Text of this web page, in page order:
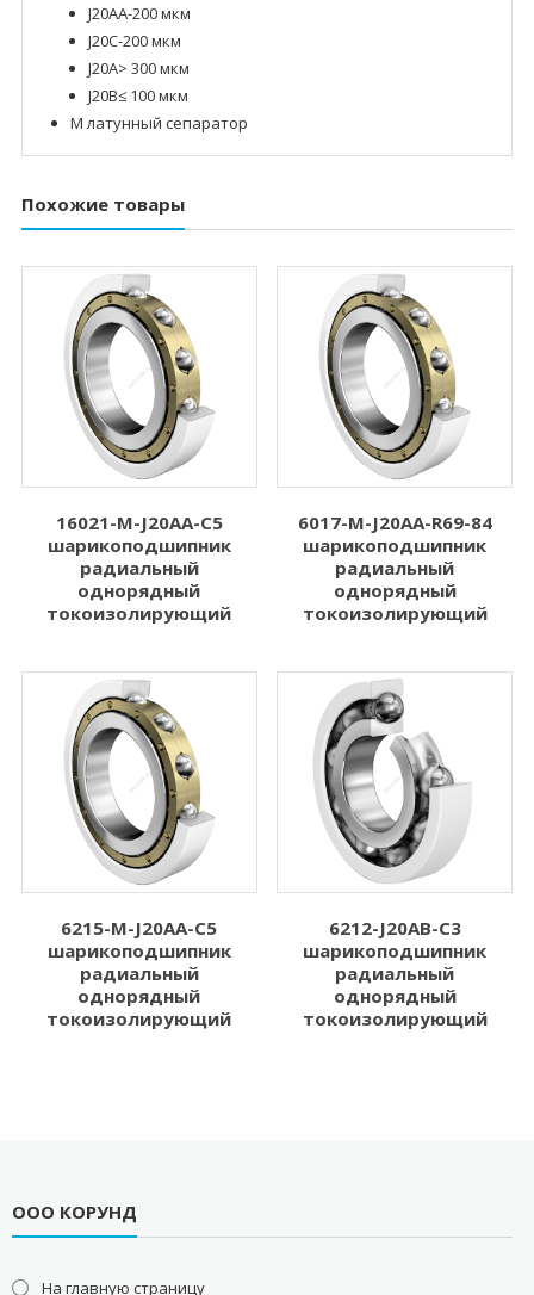
J20AA-200 мкм
J20C-200 мкм
J20A> 300 мкм
J20B≤ 100 мкм
M латунный сепаратор
Похожие товары
16021-M-J20AA-C5
шарикоподшипник
радиальный
однорядный
токоизолирующий
6017-M-J20AA-R69-84
шарикоподшипник
радиальный
однорядный
токоизолирующий
6215-M-J20AA-C5
шарикоподшипник
радиальный
однорядный
токоизолирующий
6212-J20AB-C3
шарикоподшипник
радиальный
однорядный
токоизолирующий
ООО КОРУНД
На главную страницу